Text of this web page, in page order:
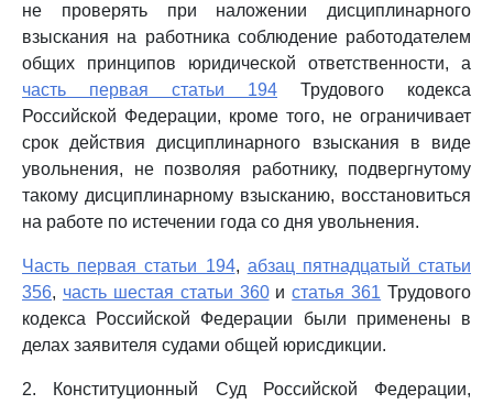
не проверять при наложении дисциплинарного
взыскания на работника соблюдение работодателем
общих принципов юридической ответственности, а
часть первая статьи 194 Трудового кодекса
Российской Федерации, кроме того, не ограничивает
срок действия дисциплинарного взыскания в виде
увольнения, не позволяя работнику, подвергнутому
такому дисциплинарному взысканию, восстановиться
на работе по истечении года со дня увольнения.
Часть первая статьи 194, абзац пятнадцатый статьи
356, часть шестая статьи 360истатья 361 Трудового
кодекса Российской Федерации были применены в
делах заявителя судами общей юрисдикции.
2. Конституционный Суд Российской Федерации,